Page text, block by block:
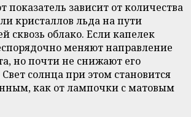
показатель зависит от количества
кристаллов льда на пути
сквозь облако. Если капелек
меняют направление
но почти не снижают его
солнца при этом становится
как от лампочки с матовым